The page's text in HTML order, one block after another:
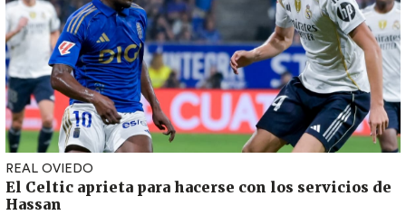
REAL OVIEDO
El Celtic aprieta para hacerse con los servicios de
Hassan